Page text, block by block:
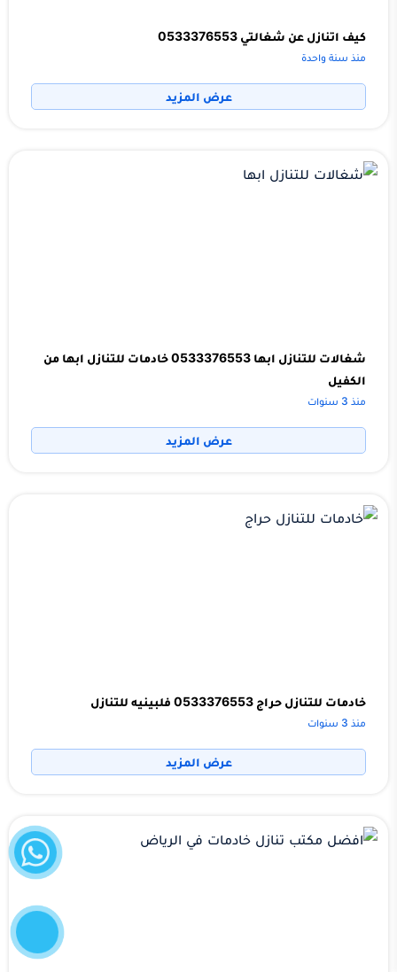
كيف اتنازل عن شغالتي 0533376553
منذ سنة واحدة
عرض المزيد
شغالات للتنازل ابها 0533376553 خادمات للتنازل ابها من
الكفيل
منذ 3 سنوات
عرض المزيد
خادمات للتنازل حراج 0533376553 فلبينيه للتنازل
منذ 3 سنوات
عرض المزيد
واتساب
الآن